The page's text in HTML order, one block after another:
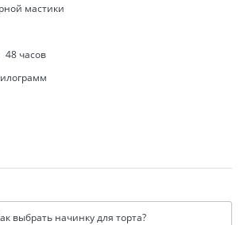
мастики
48 часов
выбрать начинку для торта?